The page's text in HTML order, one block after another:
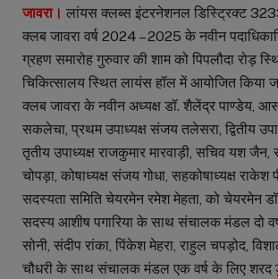
जावरा। लांयस क्लब्स इंटरनेशनल डिस्ट्रिक्ट
क्लब जावरा वर्ष 2024 – 2025 के नवीन
ग्रहण समारोह गुरुवार की शाम को पिपलौदा रोड़
चिकित्सालय स्थित लायंस हॉल में आयोजित किया
क्लब जावरा के नवीन अध्यक्ष डॉ. शैलेंद्र पाण्डेय,
सकलेचा, प्रथम उपाध्यक्ष संजय तलेसरा, द्वितीय
तृतीय उपाध्यक्ष राजकुमार मारवाड़ी, सचिव यश
चोपड़ा, कोषाध्यक्ष संजय गोधा, सहकोषाध्यक्ष राकेश
सदस्यता समिति चेयरमेन रमेश मेहता, को चेयरमेन
सदस्य आशीष पगारिया के साथ संचालक मंडल दो
सोनी, संदीप रांका, पिंकेश मेहरा, राहुल चपड़ोद,
चौधरी के साथ संचालक मंडल एक वर्ष के लिए शरद